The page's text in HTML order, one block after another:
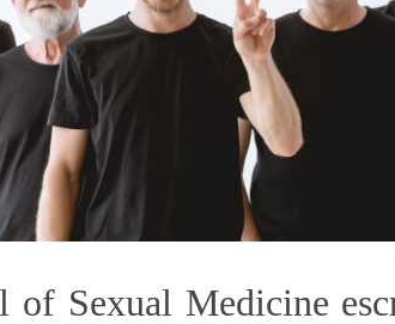
of Sexual Medicine